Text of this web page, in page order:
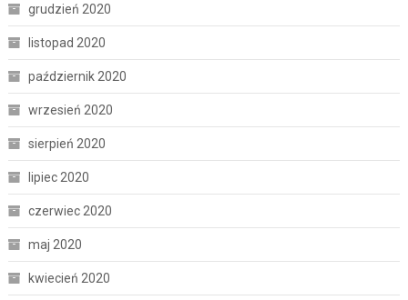
grudzień 2020
listopad 2020
październik 2020
wrzesień 2020
sierpień 2020
lipiec 2020
czerwiec 2020
maj 2020
kwiecień 2020